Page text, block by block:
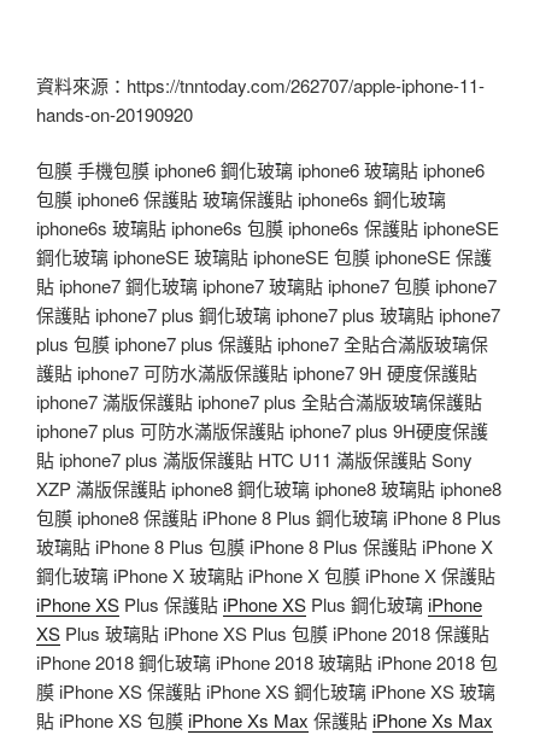
資料來源：https://tnntoday.com/262707/apple-iphone-11-
hands-on-20190920
包膜 手機包膜 iphone6 鋼化玻璃 iphone6 玻璃貼 iphone6
包膜 iphone6 保護貼 玻璃保護貼 iphone6s 鋼化玻璃
iphone6s 玻璃貼 iphone6s 包膜 iphone6s 保護貼 iphoneSE
鋼化玻璃 iphoneSE 玻璃貼 iphoneSE 包膜 iphoneSE 保護
貼 iphone7 鋼化玻璃 iphone7 玻璃貼 iphone7 包膜 iphone7
保護貼 iphone7 plus 鋼化玻璃 iphone7 plus 玻璃貼 iphone7
plus 包膜 iphone7 plus 保護貼 iphone7 全貼合滿版玻璃保
護貼 iphone7 可防水滿版保護貼 iphone7 9H 硬度保護貼
iphone7 滿版保護貼 iphone7 plus 全貼合滿版玻璃保護貼
iphone7 plus 可防水滿版保護貼 iphone7 plus 9H硬度保護
貼 iphone7 plus 滿版保護貼 HTC U11 滿版保護貼 Sony
XZP 滿版保護貼 iphone8 鋼化玻璃 iphone8 玻璃貼 iphone8
包膜 iphone8 保護貼 iPhone 8 Plus 鋼化玻璃 iPhone 8 Plus
玻璃貼 iPhone 8 Plus 包膜 iPhone 8 Plus 保護貼 iPhone X
鋼化玻璃 iPhone X 玻璃貼 iPhone X 包膜 iPhone X 保護貼
iPhone XS Plus 保護貼iPhone XS Plus 鋼化玻璃iPhone
XS Plus 玻璃貼 iPhone XS Plus 包膜 iPhone 2018 保護貼
iPhone 2018 鋼化玻璃 iPhone 2018 玻璃貼 iPhone 2018 包
膜 iPhone XS 保護貼 iPhone XS 鋼化玻璃 iPhone XS 玻璃
貼 iPhone XS 包膜iPhone Xs Max 保護貼iPhone Xs Max